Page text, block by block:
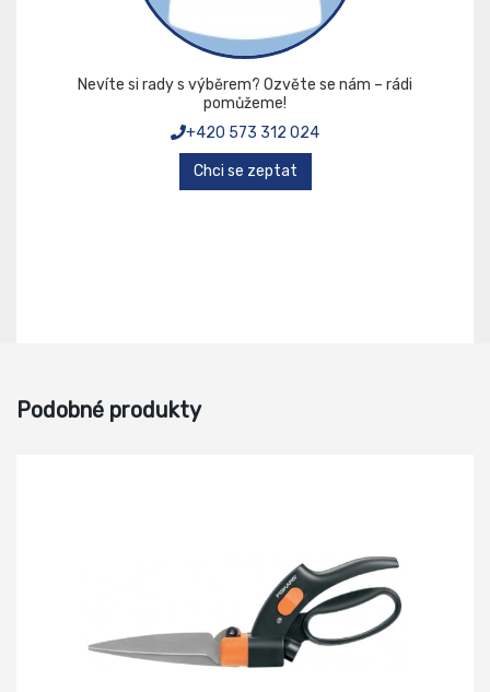
Nevíte si rady s výběrem? Ozvěte se nám – rádi
pomůžeme!
+420 573 312 024
Chci se zeptat
Podobné produkty